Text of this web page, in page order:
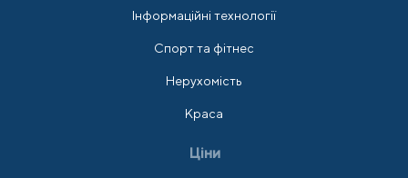
Інформаційні технології
Спорт та фітнес
Нерухомість
Краса
Ціни